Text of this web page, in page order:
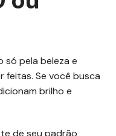
só pela beleza e
feitas. Se você busca
brilho e
de seu padrão